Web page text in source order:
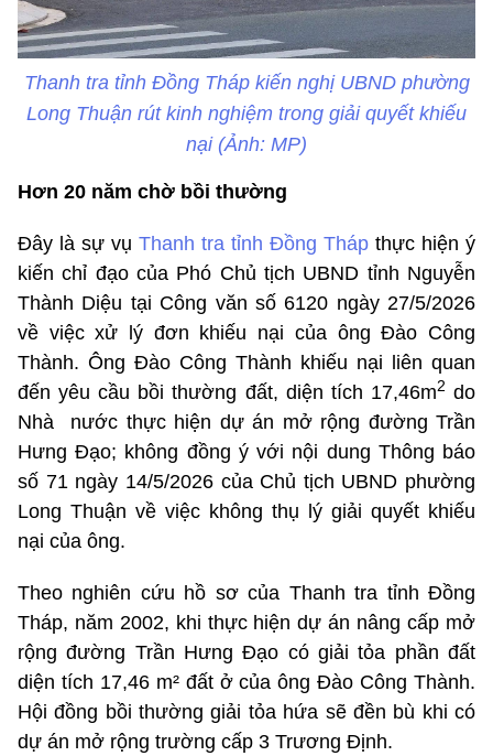
Thanh tra tỉnh Đồng Tháp kiến nghị UBND phường
Long Thuận rút kinh nghiệm trong giải quyết khiếu
nại (Ảnh: MP)
Hơn 20 năm chờ bồi thường
Đây là sự vụ Thanh tra tỉnh Đồng Tháp thực hiện ý
kiến chỉ đạo của Phó Chủ tịch UBND tỉnh Nguyễn
Thành Diệu tại Công văn số 6120 ngày 27/5/2026
về việc xử lý đơn khiếu nại của ông Đào Công
Thành. Ông Đào Công Thành khiếu nại liên quan
đến yêu cầu bồi thường đất, diện tích 17,46m2 do
Nhà nước thực hiện dự án mở rộng đường Trần
Hưng Đạo; không đồng ý với nội dung Thông báo
số 71 ngày 14/5/2026 của Chủ tịch UBND phường
Long Thuận về việc không thụ lý giải quyết khiếu
nại của ông.
Theo nghiên cứu hồ sơ của Thanh tra tỉnh Đồng
Tháp, năm 2002, khi thực hiện dự án nâng cấp mở
rộng đường Trần Hưng Đạo có giải tỏa phần đất
diện tích 17,46 m² đất ở của ông Đào Công Thành.
Hội đồng bồi thường giải tỏa hứa sẽ đền bù khi có
dự án mở rộng trường cấp 3 Trương Định.